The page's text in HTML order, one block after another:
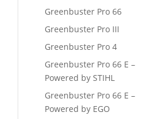
Greenbuster Pro 66
Greenbuster Pro III
Greenbuster Pro 4
Greenbuster Pro 66 E –
Powered by STIHL
Greenbuster Pro 66 E –
Powered by EGO